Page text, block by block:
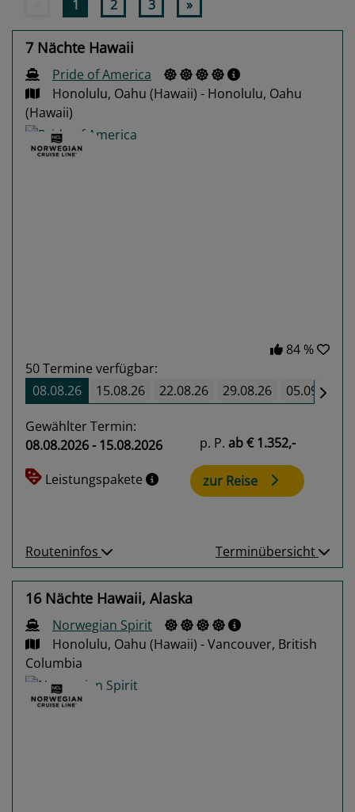
1 2 3 »
7 Nächte Hawaii
Pride of America
Honolulu, Oahu (Hawaii) - Honolulu, Oahu
(Hawaii)
84 %
50Termine verfügbar:
08.08.26
15.08.26 22.08.26 29.08.26 05.09.26
Gewählter Termin:
08.08.2026 - 15.08.2026
Leistungspakete
p. P. ab€ 1.352,-
zur Reise
Routeninfos Terminübersicht
16 Nächte Hawaii, Alaska
Norwegian Spirit
Honolulu, Oahu (Hawaii) - Vancouver, British
Columbia